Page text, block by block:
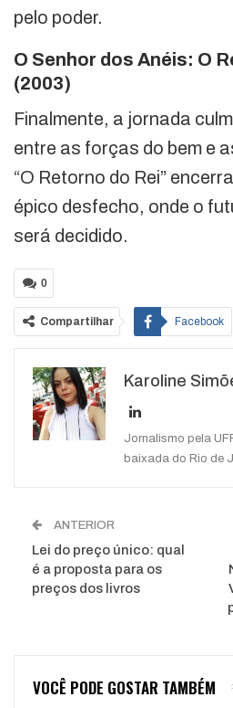
pelo poder.
O Senhor dos Anéis: O
(2003)
Finalmente, a jornada
entre as forças do bem e
“O Retorno do Rei”
épico desfecho, onde o
será decidido.
0
Compartilhar Facebook
WhatsApp
Karoline
Jornalismo pela
baixada do Rio de
ANTERIOR
Lei do preço único: qual
é a proposta para os
preços dos livros
VOCÊ PODE GOSTAR TAMBÉM